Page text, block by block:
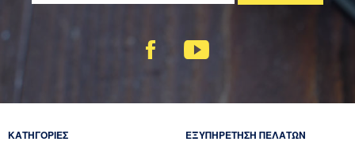
ΚΑΤΗΓΟΡΙΕΣ ΕΞΥΠΗΡΕΤΗΣΗ ΠΕΛΑΤΩΝ